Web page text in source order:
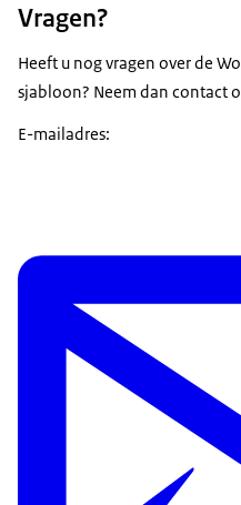
Vragen?
Heeft u nog vragen over de
sjabloon? Neem dan contact
E-mailadres: